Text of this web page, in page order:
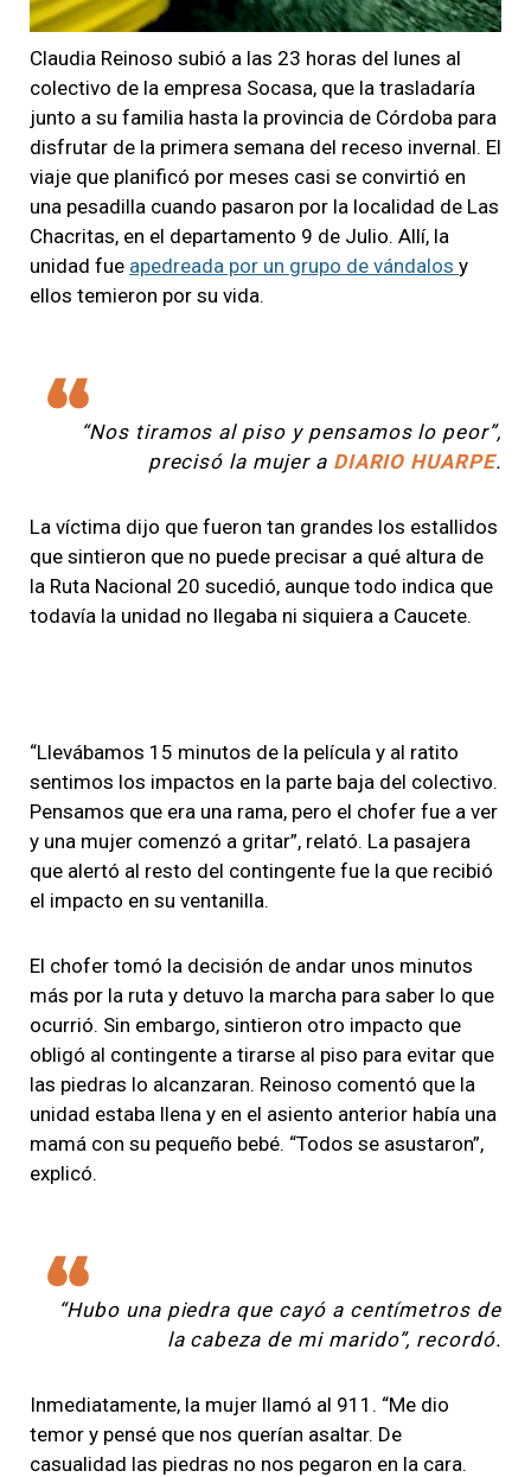
Claudia Reinoso subió a las 23 horas del lunes al
colectivo de la empresa Socasa, que la trasladaría
junto a su familia hasta la provincia de Córdoba para
disfrutar de la primera semana del receso invernal. El
viaje que planificó por meses casi se convirtió en
una pesadilla cuando pasaron por la localidad de Las
Chacritas, en el departamento 9 de Julio. Allí, la
unidad fue apedreada por un grupo de vándalos y
ellos temieron por su vida.
“Nos tiramos al piso y pensamos lo peor”,
precisó la mujer a DIARIO HUARPE.
La víctima dijo que fueron tan grandes los estallidos
que sintieron que no puede precisar a qué altura de
la Ruta Nacional 20 sucedió, aunque todo indica que
todavía la unidad no llegaba ni siquiera a Caucete.
“Llevábamos 15 minutos de la película y al ratito
sentimos los impactos en la parte baja del colectivo.
Pensamos que era una rama, pero el chofer fue a ver
y una mujer comenzó a gritar”, relató. La pasajera
que alertó al resto del contingente fue la que recibió
el impacto en su ventanilla.
El chofer tomó la decisión de andar unos minutos
más por la ruta y detuvo la marcha para saber lo que
ocurrió. Sin embargo, sintieron otro impacto que
obligó al contingente a tirarse al piso para evitar que
las piedras lo alcanzaran. Reinoso comentó que la
unidad estaba llena y en el asiento anterior había una
mamá con su pequeño bebé. “Todos se asustaron”,
explicó.
“Hubo una piedra que cayó a centímetros de
la cabeza de mi marido”, recordó.
Inmediatamente, la mujer llamó al 911. “Me dio
temor y pensé que nos querían asaltar. De
casualidad las piedras no nos pegaron en la cara.